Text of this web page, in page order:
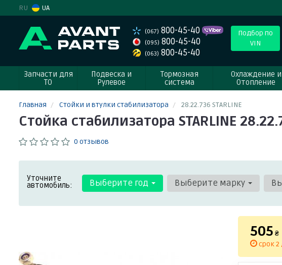
RU UA
(067) 800-45-40
(095) 800-45-40
(063) 800-45-40
Подбор по
VIN
Запчасти для
ТО
Подвеска и
Рулевое
Тормозная
система
Охлаждение и
Отопление
Главная Стойки и втулки стабилизатора 28.22.736 STARLINE
Стойка стабилизатора STARLINE
0 отзывов
Уточните
автомобиль: Выберите год Выберите марку
505 ₴
срок 2